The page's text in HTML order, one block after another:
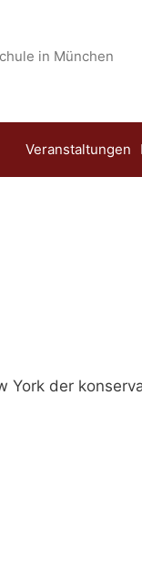
in München
Veranstaltungen
York der